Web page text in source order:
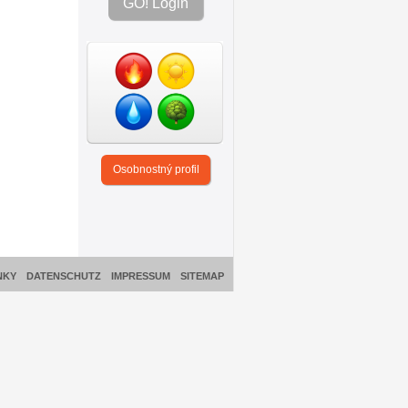
Osobnostný profil
DATENSCHUTZ IMPRESSUM SITEMAP